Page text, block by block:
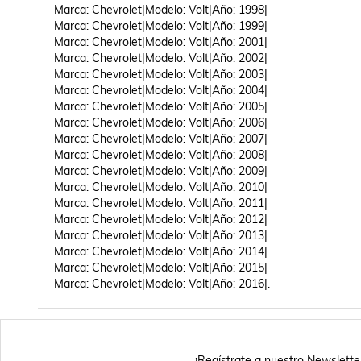
Marca: Chevrolet|Modelo: Volt|Año: 1998|
Marca: Chevrolet|Modelo: Volt|Año: 1999|
Marca: Chevrolet|Modelo: Volt|Año: 2001|
Marca: Chevrolet|Modelo: Volt|Año: 2002|
Marca: Chevrolet|Modelo: Volt|Año: 2003|
Marca: Chevrolet|Modelo: Volt|Año: 2004|
Marca: Chevrolet|Modelo: Volt|Año: 2005|
Marca: Chevrolet|Modelo: Volt|Año: 2006|
Marca: Chevrolet|Modelo: Volt|Año: 2007|
Marca: Chevrolet|Modelo: Volt|Año: 2008|
Marca: Chevrolet|Modelo: Volt|Año: 2009|
Marca: Chevrolet|Modelo: Volt|Año: 2010|
Marca: Chevrolet|Modelo: Volt|Año: 2011|
Marca: Chevrolet|Modelo: Volt|Año: 2012|
Marca: Chevrolet|Modelo: Volt|Año: 2013|
Marca: Chevrolet|Modelo: Volt|Año: 2014|
Marca: Chevrolet|Modelo: Volt|Año: 2015|
Marca: Chevrolet|Modelo: Volt|Año: 2016|.